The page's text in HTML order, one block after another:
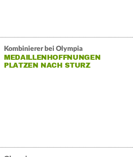
Kombinierer bei Olympia
MEDAILLENHOFFNUNGEN
PLATZEN NACH STURZ